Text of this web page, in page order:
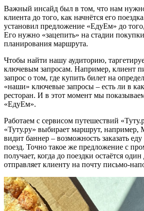
Важный инсайд был в том, что нам
клиента до того, как начнётся его
установил предложение «ЕдуЕм» до
Его нужно «зацепить» на стадии
планирования маршрута.
Чтобы найти нашу аудиторию,
ключевым запросам. Например, клиент
запрос о том, где купить билет на
«наши» ключевые запросы – есть ли в
ресторан. И в этот момент мы
«ЕдуЕм».
Работаем с сервисом путешествий
«Туту.ру» выбирает маршрут, например,
видит баннер – возможность заказать
поезд. Точно такое же предложение с
получает, когда до поездки остаётся
отправляет клиенту на почту письмо-